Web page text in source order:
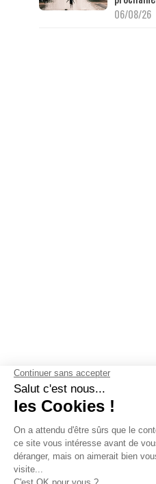
06/08/26